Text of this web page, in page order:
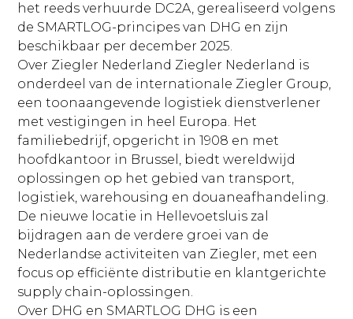
het reeds verhuurde DC2A, gerealiseerd volgens
de SMARTLOG-principes van DHG en zijn
beschikbaar per december 2025.
Over Ziegler Nederland Ziegler Nederland is
onderdeel van de internationale Ziegler Group,
een toonaangevende logistiek dienstverlener
met vestigingen in heel Europa. Het
familiebedrijf, opgericht in 1908 en met
hoofdkantoor in Brussel, biedt wereldwijd
oplossingen op het gebied van transport,
logistiek, warehousing en douaneafhandeling.
De nieuwe locatie in Hellevoetsluis zal
bijdragen aan de verdere groei van de
Nederlandse activiteiten van Ziegler, met een
focus op efficiënte distributie en klantgerichte
supply chain-oplossingen.
Over DHG en SMARTLOG DHG is een